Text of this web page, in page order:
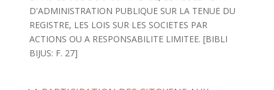
D'ADMINISTRATION PUBLIQUE SUR LA TENUE DU
REGISTRE, LES LOIS SUR LES SOCIETES PAR
ACTIONS OU A RESPONSABILITE LIMITEE. [BIBLI
BIJUS: F. 27]